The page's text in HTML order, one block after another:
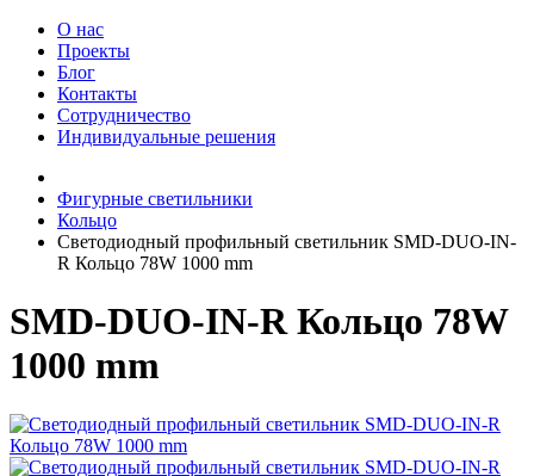
О нас
Проекты
Блог
Контакты
Сотрудничество
Индивидуальные решения
Фигурные светильники
Кольцо
Светодиодный профильный светильник SMD-DUO-IN-
R Кольцо 78W 1000 mm
SMD-DUO-IN-R Кольцо 78W
1000 mm